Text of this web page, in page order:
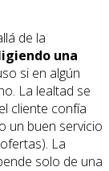
de la
una
si en algún
La lealtad se
cliente confía
un buen servicio
La
solo de una